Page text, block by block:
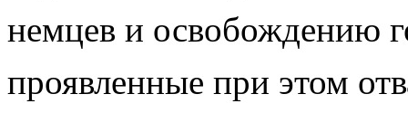
немцев и освобождению
проявленные при этом